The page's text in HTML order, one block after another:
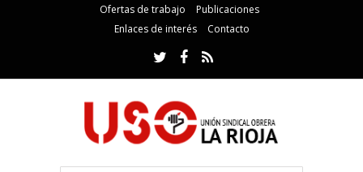
Ofertas de trabajo
Publicaciones
Enlaces de interés
Contacto